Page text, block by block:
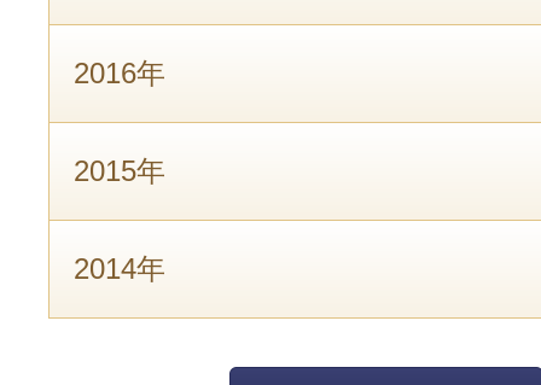
2016年
2015年
2014年